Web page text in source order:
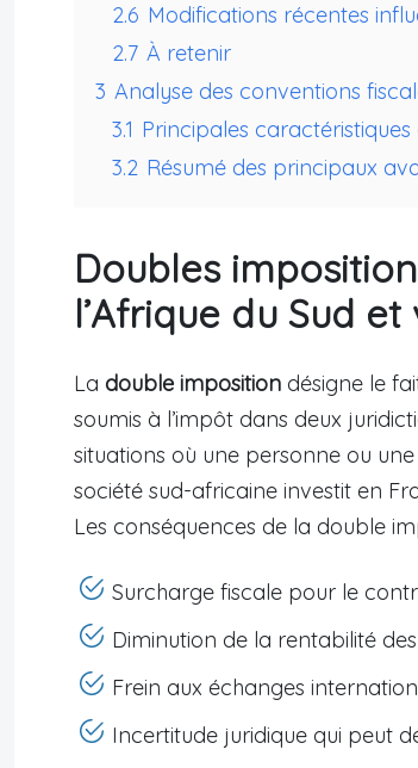
2.6 Modifications récentes
2.7 À retenir
3 Analyse des conventions
3.1 Principales
3.2 Résumé des principaux
Doubles
l’Afrique du Sud
La double imposition désigne le
soumis à l’impôt dans deux
situations où une personne ou
société sud-africaine investit en
Les conséquences de la double
Surcharge fiscale pour le
Diminution de la rentabilité
Frein aux échanges
Incertitude juridique qui peut